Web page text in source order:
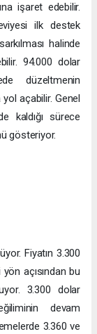
işaret edebilir.
ilk destek
halinde
94.000 dolar
düzeltmenin
açabilir. Genel
kaldığı sürece
gösteriyor.
Fiyatın 3.300
açısından bu
3.300 dolar
devam
3.360 ve